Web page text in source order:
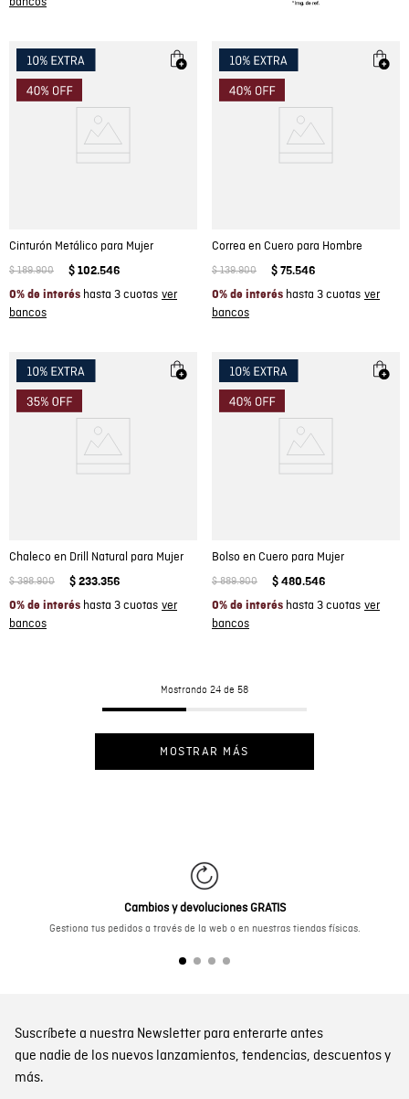
Cinturón Metálico para Mujer
$ 189.900 $ 102.546
0% de interés hasta 3 cuotas
Correa en Cuero para Hombre
$ 139.900 $ 75.546
0% de interés hasta 3 cuotas
Chaleco en Drill Natural para Mujer
$ 398.900 $ 233.356
0% de interés hasta 3 cuotas
Bolso en Cuero para Mujer
$ 889.900 $ 480.546
0% de interés hasta 3 cuotas
Mostrando 24 de 58
MOSTRAR MÁS
Cambios y devoluciones GRATIS
Gestiona tus pedidos a través de la web o en nuestras tiendas físicas.
Suscríbete a nuestra Newsletter para enterarte antes
que nadie de los nuevos lanzamientos, tendencias, descuentos y
más.